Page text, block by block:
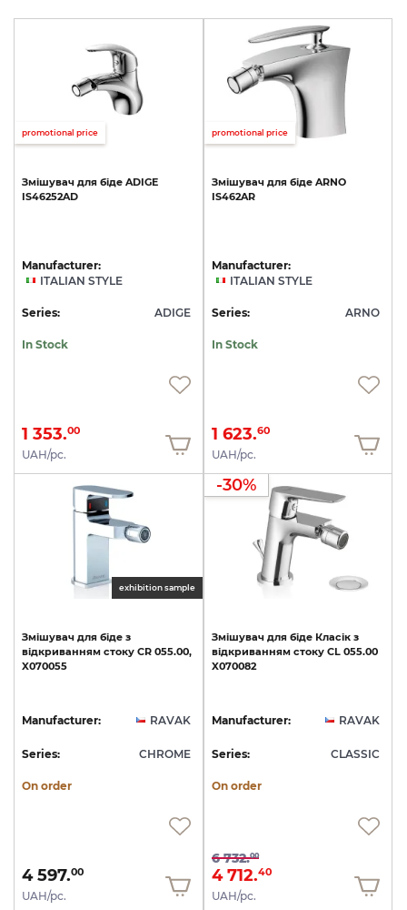
promotional price
Змішувач для біде ADIGE
IS46252AD
Manufacturer:
ITALIAN STYLE
Series: ADIGE
In Stock
1 353.00
UAH/pc.
promotional price
Змішувач для біде ARNO
IS462AR
Manufacturer:
ITALIAN STYLE
Series: ARNO
In Stock
1 623.60
UAH/pc.
exhibition sample
Змішувач для біде з
відкриванням стоку CR 055.00,
X070055
Manufacturer: RAVAK
Series: CHROME
On order
4 597.00
UAH/pc.
-30%
Змішувач для біде Класік з
відкриванням стоку CL 055.00
X070082
Manufacturer: RAVAK
Series: CLASSIC
On order
6 732.00
4 712.40
UAH/pc.